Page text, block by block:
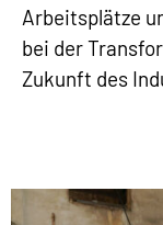
Arbeitsplätze
bei der
Zukunft des